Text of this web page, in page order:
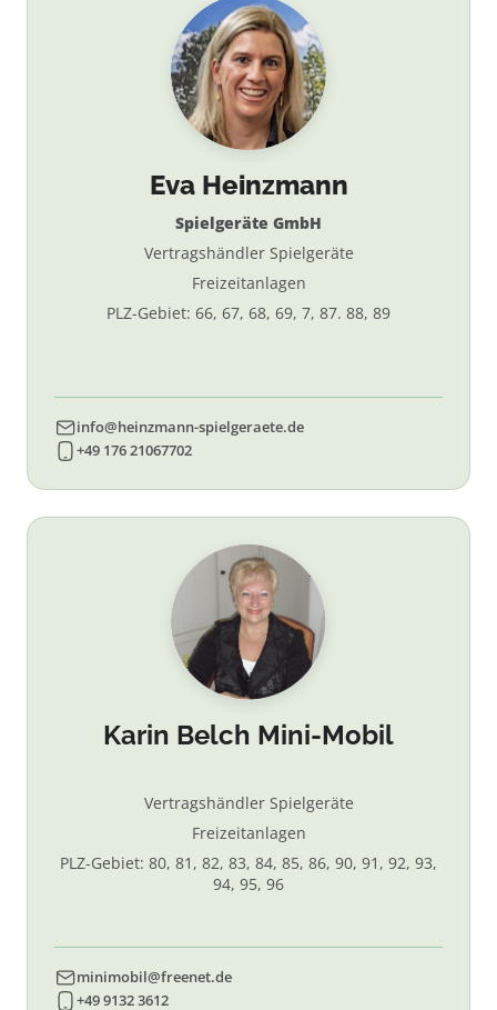
Eva Heinzmann
Spielgeräte GmbH
Vertragshändler Spielgeräte
Freizeitanlagen
PLZ-Gebiet: 66, 67, 68, 69, 7, 87. 88, 89
info@heinzmann-spielgeraete.de
+49 176 21067702
Karin Belch Mini-Mobil
Vertragshändler Spielgeräte
Freizeitanlagen
PLZ-Gebiet: 80, 81, 82, 83, 84, 85, 86, 90, 91, 92, 93,
94, 95, 96
minimobil@freenet.de
+49 9132 3612